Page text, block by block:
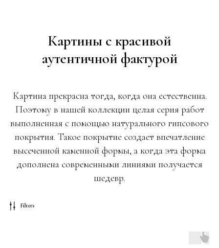
Картины с красивой
аутентичной фактурой
Картина прекрасна тогда, когда она естественна.
Поэтому в нашей коллекции целая серия работ
выполненная с помощью натурального гипсового
покрытия. Такое покрытие создает впечатление
высеченной каменной формы, а когда эта форма
дополнена современными линиями получается
шедевр.
Filters